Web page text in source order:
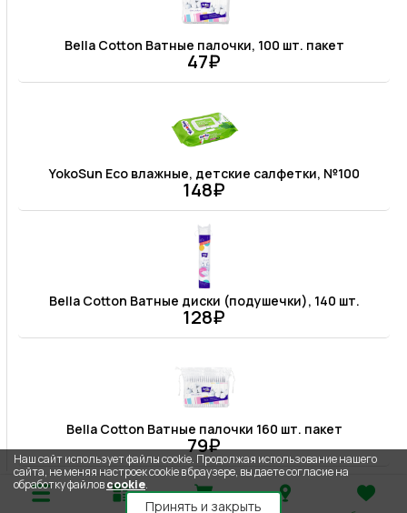
Bella Cotton Ватные палочки, 100 шт. пакет
47₽
YokoSun Eco влажные, детские салфетки, №100
148₽
Bella Cotton Ватные диски (подушечки), 140 шт.
128₽
Bella Cotton Ватные палочки 160 шт. пакет
79₽
Наш сайт использует файлы cookie. Продолжая использование нашего
сайта, не меняя настроек cookie в браузере, вы даете согласие на
обработку файловcookie.
Принять и закрыть